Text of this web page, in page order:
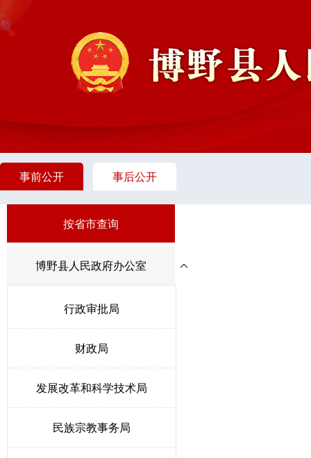
事前公开 事后公开
按省市查询
博野县人民政府办公室
行政审批局
财政局
发展改革和科学技术局
民族宗教事务局